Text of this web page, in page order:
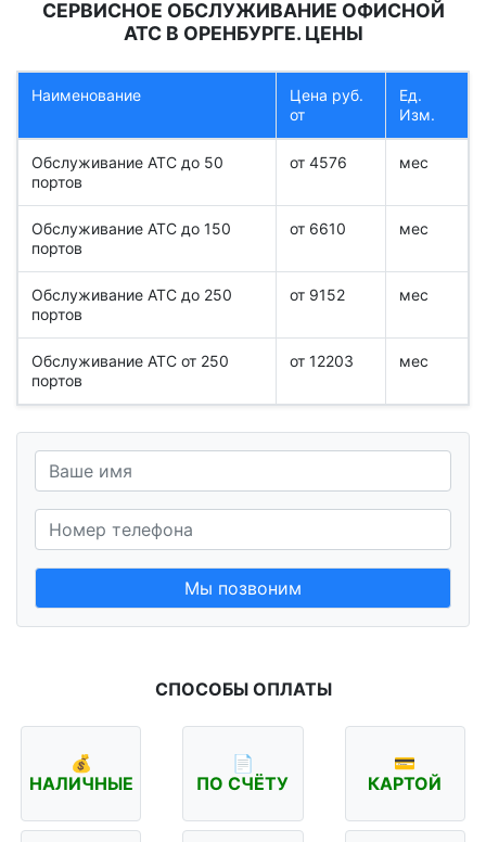
СЕРВИСНОЕ ОБСЛУЖИВАНИЕ ОФИСНОЙ
АТС В ОРЕНБУРГЕ. ЦЕНЫ
Наименование
Цена руб.
от
Ед.
Изм.
Обслуживание АТС до 50
портов
от 4576 мес
Обслуживание АТС до 150
портов
от 6610 мес
Обслуживание АТС до 250
портов
от 9152 мес
Обслуживание АТС от 250
портов
от 12203 мес
Мы позвоним
СПОСОБЫ ОПЛАТЫ
💰
НАЛИЧНЫЕ
📄
ПО СЧЁТУ
💳
КАРТОЙ